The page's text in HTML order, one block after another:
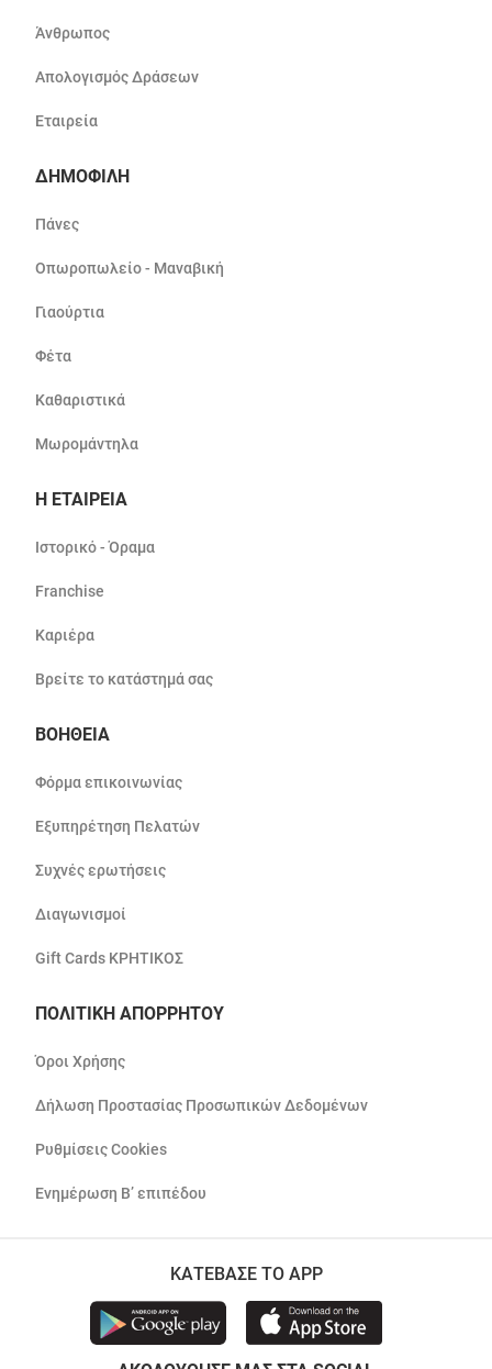
Άνθρωπος
Απολογισμός Δράσεων
Εταιρεία
ΔΗΜΟΦΙΛΗ
Πάνες
Οπωροπωλείο - Μαναβική
Γιαούρτια
Φέτα
Καθαριστικά
Μωρομάντηλα
Η ΕΤΑΙΡΕΙΑ
Ιστορικό - Όραμα
Franchise
Καριέρα
Βρείτε το κατάστημά σας
ΒΟΗΘΕΙΑ
Φόρμα επικοινωνίας
Εξυπηρέτηση Πελατών
Συχνές ερωτήσεις
Διαγωνισμοί
Gift Cards ΚΡΗΤΙΚΟΣ
ΠΟΛΙΤΙΚΗ ΑΠΟΡΡΗΤΟΥ
Όροι Χρήσης
Δήλωση Προστασίας Προσωπικών Δεδομένων
Ρυθμίσεις Cookies
Ενημέρωση Β’ επιπέδου
ΚΑΤΕΒΑΣΕ ΤΟ APP